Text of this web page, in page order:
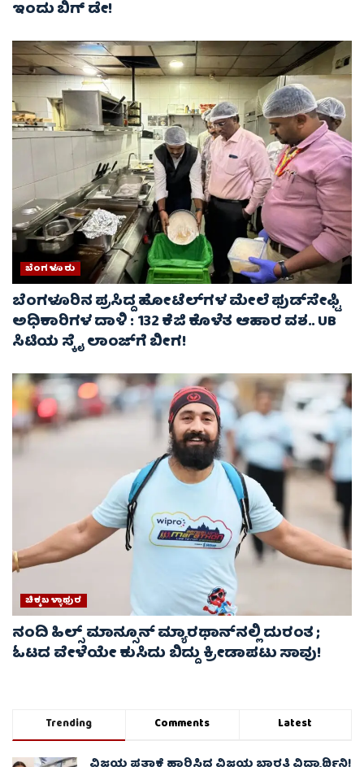
ಇಂದು ಬಿಗ್‌ ಡೇ!
ಬೆಂಗಳೂರು
ಬೆಂಗಳೂರಿನ ಪ್ರಸಿದ್ದ ಹೋಟೆಲ್‌ಗಳ ಮೇಲೆ ಫುಡ್‌ಸೇಫ್ಟಿ
ಅಧಿಕಾರಿಗಳ ದಾಳಿ : 132 ಕೆಜಿ ಕೊಳೆತ ಆಹಾರ ವಶ.. UB
ಸಿಟಿಯ ಸ್ಕೈ ಲಾಂಜ್‌ಗೆ ಬೀಗ!
ಚಿಕ್ಕಬಳ್ಳಾಫುರ
ನಂದಿ ಹಿಲ್ಸ್ ಮಾನ್ಸೂನ್ ಮ್ಯಾರಥಾನ್‌ನಲ್ಲಿ ದುರಂತ ;
ಓಟದ ವೇಳೆಯೇ ಕುಸಿದು ಬಿದ್ದು ಕ್ರೀಡಾಪಟು ಸಾವು!
Trending Comments Latest